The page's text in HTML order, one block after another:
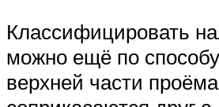
Классифицировать
можно ещё по
верхней части